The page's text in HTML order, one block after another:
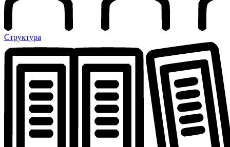
Структура